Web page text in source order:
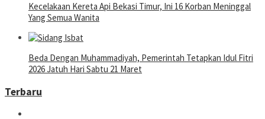
Kecelakaan Kereta Api Bekasi Timur, Ini 16 Korban Meninggal
Yang Semua Wanita
Beda Dengan Muhammadiyah, Pemerintah Tetapkan Idul Fitri
2026 Jatuh Hari Sabtu 21 Maret
Terbaru